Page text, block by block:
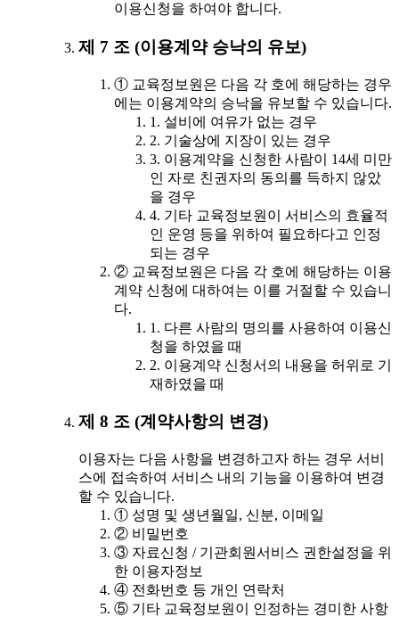
이용신청을 하여야 합니다.
제 7 조 (이용계약 승낙의 유보)
① 교육정보원은 다음 각 호에 해당하는 경우
에는 이용계약의 승낙을 유보할 수 있습니다.
1. 설비에 여유가 없는 경우
2. 기술상에 지장이 있는 경우
3. 이용계약을 신청한 사람이 14세 미만
인 자로 친권자의 동의를 득하지 않았
을 경우
4. 기타 교육정보원이 서비스의 효율적
인 운영 등을 위하여 필요하다고 인정
되는 경우
② 교육정보원은 다음 각 호에 해당하는 이용
계약 신청에 대하여는 이를 거절할 수 있습니
다.
1. 다른 사람의 명의를 사용하여 이용신
청을 하였을 때
2. 이용계약 신청서의 내용을 허위로 기
재하였을 때
제 8 조 (계약사항의 변경)
이용자는 다음 사항을 변경하고자 하는 경우 서비
스에 접속하여 서비스 내의 기능을 이용하여 변경
할 수 있습니다.
① 성명 및 생년월일, 신분, 이메일
② 비밀번호
③ 자료신청 / 기관회원서비스 권한설정을 위
한 이용자정보
④ 전화번호 등 개인 연락처
⑤ 기타 교육정보원이 인정하는 경미한 사항